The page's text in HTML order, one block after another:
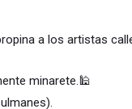
a los artistas
minarete.🕌